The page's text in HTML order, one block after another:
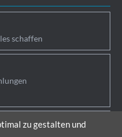
schaffen
zu gestalten und